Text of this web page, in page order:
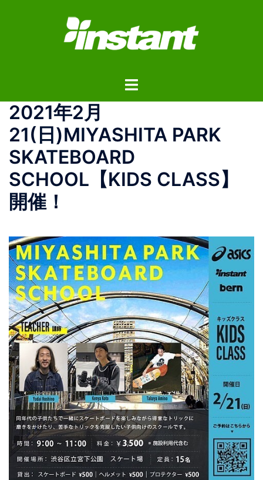
ス
ト
メ
ニ
ュ
ー
2021年2月
21(日)MIYASHITA PARK
SKATEBOARD
SCHOOL【KIDS CLASS】
開催！